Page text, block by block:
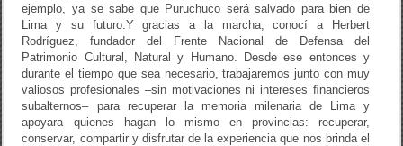
ejemplo, ya se sabe que Puruchuco será salvado para bien de
Lima y su futuro.Y gracias a la marcha, conocí a Herbert
Rodríguez, fundador del Frente Nacional de Defensa del
Patrimonio Cultural, Natural y Humano. Desde ese entonces y
durante el tiempo que sea necesario, trabajaremos junto con muy
valiosos profesionales –sin motivaciones ni intereses ﬁnancieros
subalternos– para recuperar la memoria milenaria de Lima y
apoyara quienes hagan lo mismo en provincias: recuperar,
conservar, compartir y disfrutar de la experiencia que nos brinda el